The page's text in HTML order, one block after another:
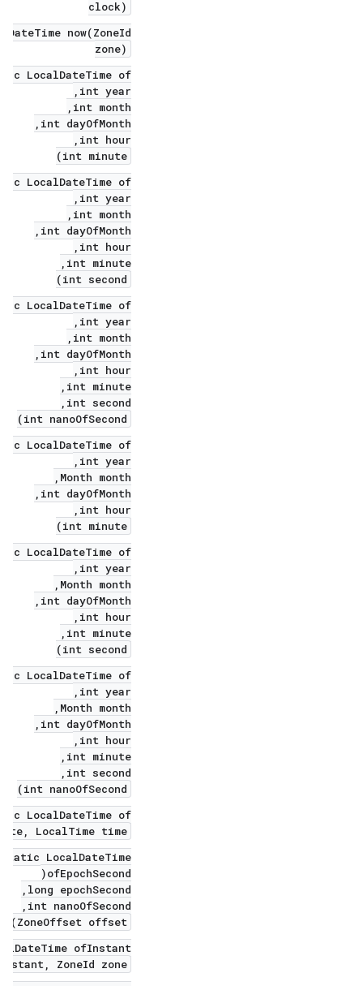
clock)
now(ZoneId
zone)
LocalDateTime of(
int year,
int month,
int dayOfMonth,
int hour,
int minute)
LocalDateTime of(
int year,
int month,
int dayOfMonth,
int hour,
int minute,
int second)
LocalDateTime of(
int year,
int month,
int dayOfMonth,
int hour,
int minute,
int second,
int nanoOfSecond)
LocalDateTime of(
int year,
Month month,
int dayOfMonth,
int hour,
int minute)
LocalDateTime of(
int year,
Month month,
int dayOfMonth,
int hour,
int minute,
int second)
LocalDateTime of(
int year,
Month month,
int dayOfMonth,
int hour,
int minute,
int second,
int nanoOfSecond)
LocalDateTime of(
LocalTime time)
LocalDateTime
ofEpochSecond(
long epochSecond,
int nanoOfSecond,
ZoneOffset offset)
ofInstant(
ZoneId zone)